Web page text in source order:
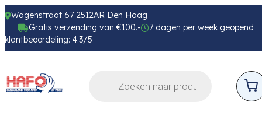
Wagenstraat 67 2512AR Den Haag
Gratis verzending van €100.-
7 dagen per week geopend
klantbeoordeling: 4.3/5